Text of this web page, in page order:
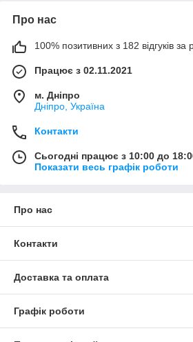
Про нас
100% позитивних з 182 відгуків за
Працює з 02.11.2021
м. Дніпро
Дніпро, Україна
Контакти
Сьогодні працює з 10:00 до
Показати весь графік роботи
Про нас
Контакти
Доставка та оплата
Графік роботи